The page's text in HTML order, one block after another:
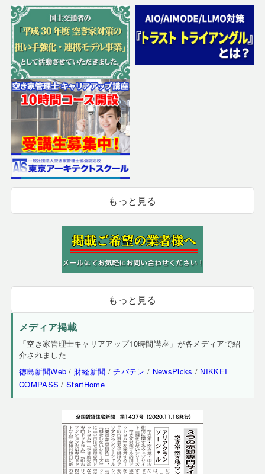
もっと見る
もっと見る
メディア掲載
「空き家管理士キャリアアップ10時間講座」が各メディアで紹
介されました
徳島新聞Web / 財経新聞 /チバテレ / NewsPicks / NIKKEI
COMPASS /StartHome